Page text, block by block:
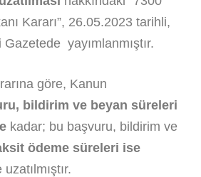
Kararı”, 26.05.2023 tarihli,
Gazetede yayımlanmıştır.
göre, Kanun
bildirim ve beyan süreleri
kadar; bu başvuru, bildirim ve
ödeme süreleri ise